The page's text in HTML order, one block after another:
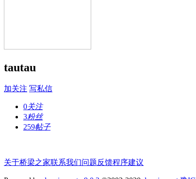
tautau
加关注 写私信
0关注
3粉丝
259帖子
关于桥梁之家联系我们问题反馈程序建议